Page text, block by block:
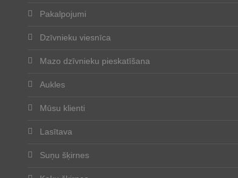
Pakalpojumi
Dzīvnieku viesnīca
Mazo dzīvnieku pieskatīšana
Aukles
Mūsu klienti
Lasītava
Suņu šķirnes